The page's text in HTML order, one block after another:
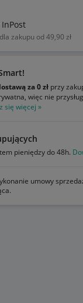
dla zakupu od 49,90 zł
za 0 zł przy
więc nie
się więcej »
pieniędzy do 48h.
umowy